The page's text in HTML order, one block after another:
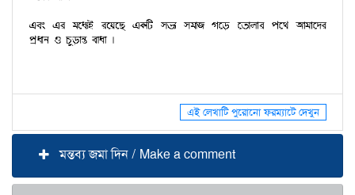
এই লেখাটি পুরোনো ফরম্যাটে দেখুন
মন্তব্য জমা দিন / Make a comment